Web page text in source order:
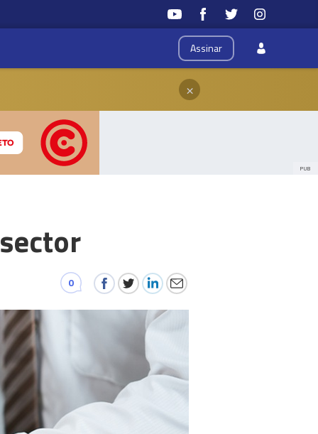
Assinar
×
PUB
0